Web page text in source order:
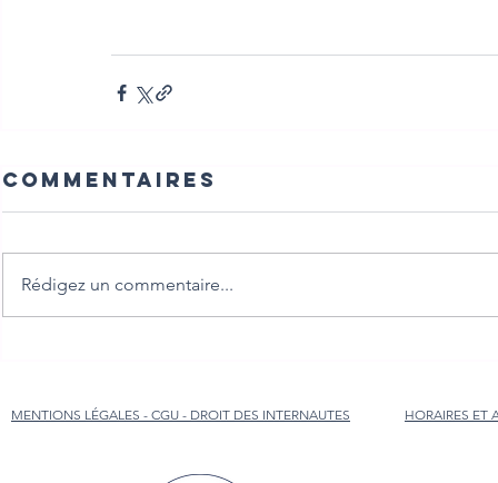
Commentaires
Rédigez un commentaire...
MENTIONS LÉGALES - CGU - DROIT DES INTERNAUTES HORAIRES ET